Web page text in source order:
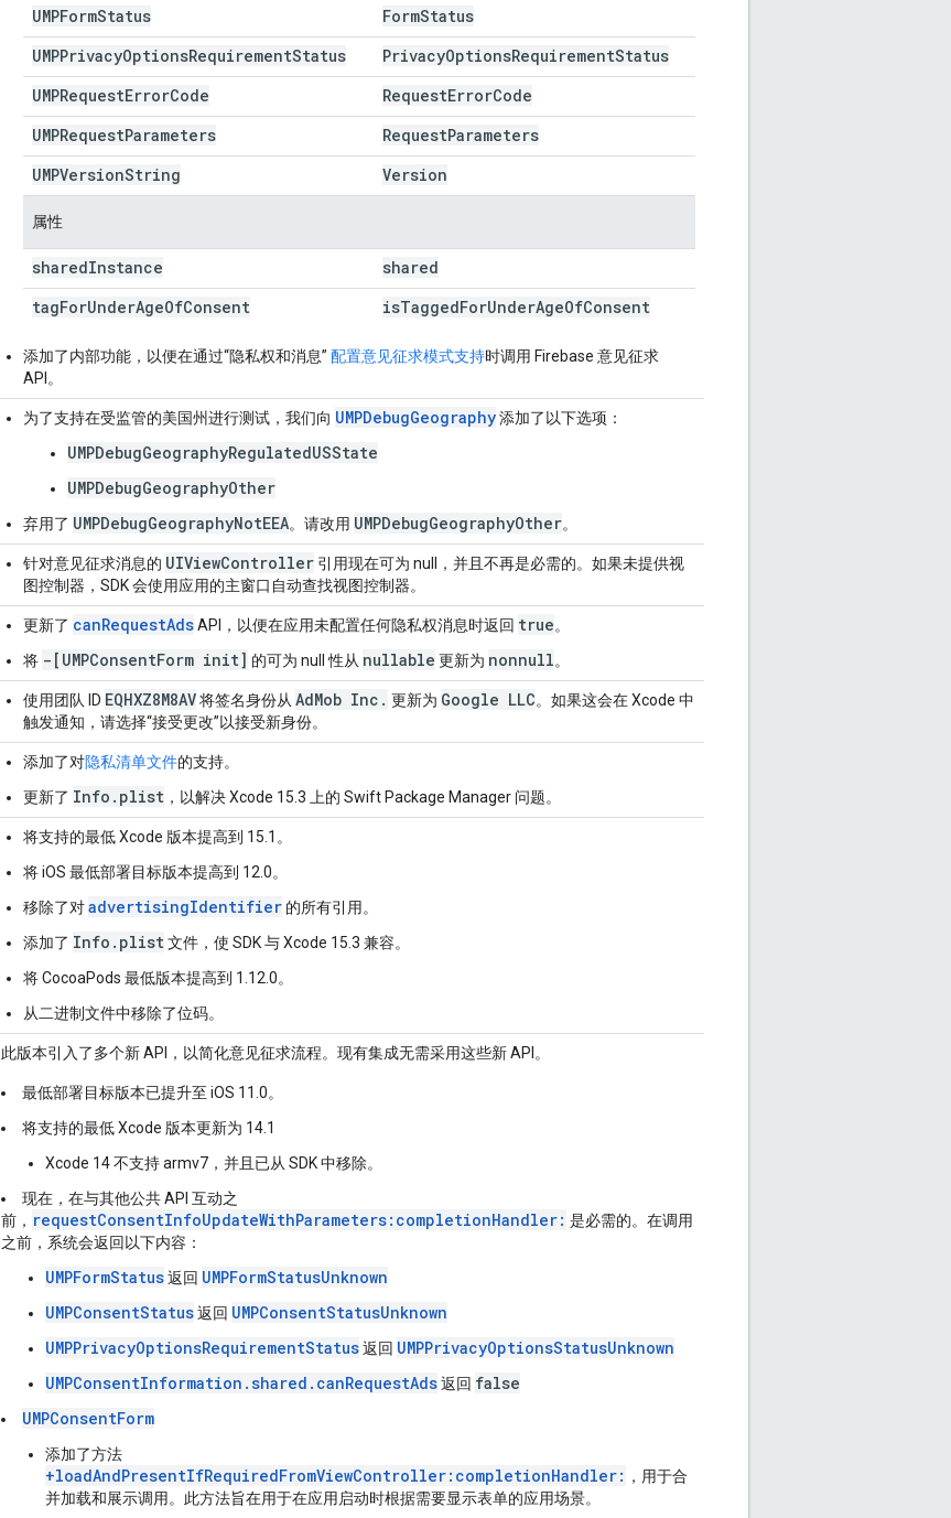
UMPFormStatus FormStatus
UMPPrivacyOptionsRequirementStatus PrivacyOptionsRequirementStatus
UMPRequestErrorCode RequestErrorCode
UMPRequestParameters RequestParameters
UMPVersionString Version
属性
sharedInstance
shared
tagForUnderAgeOfConsent isTaggedForUnderAgeOfConsent
添加了内部功能，以便在通过“隐私权和消息” 配置意见征求模式支持时调用 Firebase 意见征求
API。
为了支持在受监管的美国州进行测试，我们向 UMPDebugGeography添加了以下选项：
UMPDebugGeographyRegulatedUSState
UMPDebugGeographyOther
弃用了 UMPDebugGeographyNotEEA。请改用 UMPDebugGeographyOther。
针对意见征求消息的 UIViewController 引用现在可为 null，并且不再是必需的。如果未提供视
图控制器，SDK 会使用应用的主窗口自动查找视图控制器。
更新了 canRequestAdsAPI，以便在应用未配置任何隐私权消息时返回 true。
将 -[UMPConsentForm init] 的可为 null 性从 nullable 更新为 nonnull。
使用团队 ID EQHXZ8M8AV将签名身份从 AdMob Inc. 更新为 Google LLC。如果这会在 Xcode 中
触发通知，请选择“接受更改”以接受新身份。
添加了对隐私清单文件的支持。
更新了 Info.plist ，以解决 Xcode 15.3 上的 Swift Package Manager 问题。
将支持的最低 Xcode 版本提高到 15.1。
将 iOS 最低部署目标版本提高到 12.0。
移除了对advertisingIdentifier 的所有引用。
添加了 Info.plist文件，使 SDK 与 Xcode 15.3 兼容。
将 CocoaPods 最低版本提高到 1.12.0。
从二进制文件中移除了位码。
此版本引入了多个新 API，以简化意见征求流程。现有集成无需采用这些新 API。
最低部署目标版本已提升至 iOS 11.0。
将支持的最低 Xcode 版本更新为 14.1
Xcode 14 不支持 armv7，并且已从 SDK 中移除。
现在，在与其他公共 API 互动之
前， requestConsentInfoUpdateWithParameters:completionHandler: 是必需的。在调用
之前，系统会返回以下内容：
UMPFormStatus返回 UMPFormStatusUnknown
UMPConsentStatus返回 UMPConsentStatusUnknown
UMPPrivacyOptionsRequirementStatus返回 UMPPrivacyOptionsStatusUnknown
UMPConsentInformation.shared.canRequestAds返回 false
UMPConsentForm
添加了方法
+loadAndPresentIfRequiredFromViewController:completionHandler: ，用于合
并加载和展示调用。此方法旨在用于在应用启动时根据需要显示表单的应用场景。